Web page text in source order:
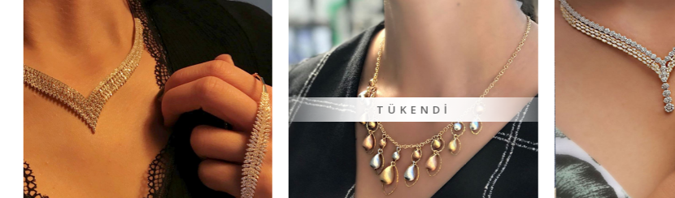
TÜKENDI